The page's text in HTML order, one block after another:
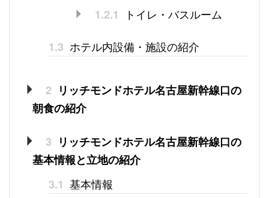
1.2.1
トイレ・バスルーム
1.3 ホテル内設備・施設の紹介
2 リッチモンドホテル名古屋新幹線口の
朝食の紹介
3 リッチモンドホテル名古屋新幹線口の
基本情報と立地の紹介
3.1 基本情報